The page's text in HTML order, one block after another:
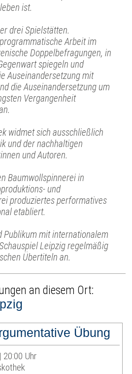
ist.
drei Spielstätten.
Arbeit im
Doppelbefragungen, in
spiegeln und
Auseinandersetzung mit
die Auseinandersetzung um
Vergangenheit
widmet sich ausschließlich
und der nachhaltigen
und Autoren.
Baumwollspinnerei in
und
produziertes performatives
etabliert.
Publikum mit internationalem
Leipzig regelmäßig
Übertiteln an.
an diesem Ort:
Übung
Uhr